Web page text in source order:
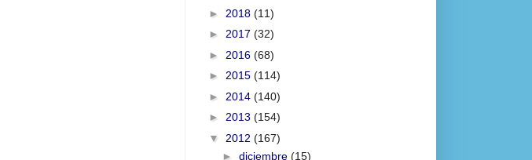
► 2018 (11)
► 2017 (32)
► 2016 (68)
► 2015 (114)
► 2014 (140)
► 2013 (154)
▼ 2012 (167)
► diciembre (15)